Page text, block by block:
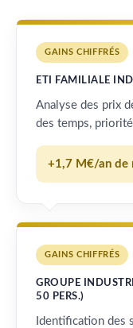
GAINS CHIFFRÉS
ETI FAMILIALE
Analyse des prix
des temps,
+1,7 M€/an de
GAINS CHIFFRÉS
GROUPE
50 PERS.)
Identification des